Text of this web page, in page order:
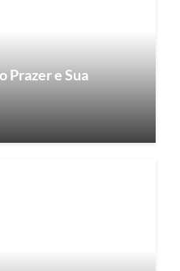
Prazer e Sua